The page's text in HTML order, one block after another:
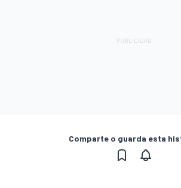
Comparte o guarda esta